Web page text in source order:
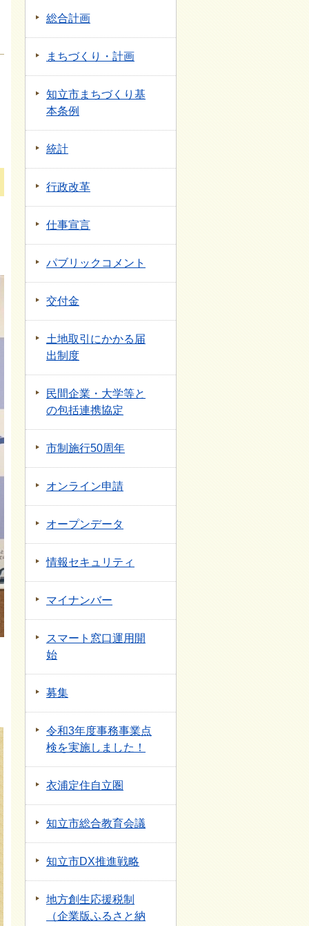
総合計画
まちづくり・計画
知立市まちづくり基
本条例
統計
行政改革
仕事宣言
パブリックコメント
交付金
土地取引にかかる届
出制度
民間企業・大学等と
の包括連携協定
市制施行50周年
オンライン申請
オープンデータ
情報セキュリティ
マイナンバー
スマート窓口運用開
始
募集
令和3年度事務事業点
検を実施しました！
衣浦定住自立圏
知立市総合教育会議
知立市DX推進戦略
地方創生応援税制
（企業版ふるさと納